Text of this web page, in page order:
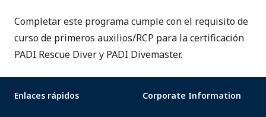
Completar este programa cumple con el requisito de
curso de primeros auxilios/RCP para la certificación
PADI Rescue Diver y PADI Divemaster.
Enlaces rápidos Corporate Information